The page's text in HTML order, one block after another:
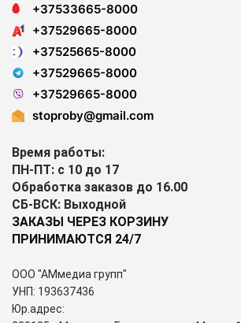
+37533665-8000
+37529665-8000
+37525665-8000
+37529665-8000
+37529665-8000
stoproby@gmail.com
Время работы:
ПН-ПТ: с 10 до 17
Обработка заказов до 16.00
СБ-ВСК: Выходной
ЗАКАЗЫ ЧЕРЕЗ КОРЗИНУ
ПРИНИМАЮТСЯ 24/7
ООО "АМмедиа групп"
УНП: 193637436
Юр.адрес: